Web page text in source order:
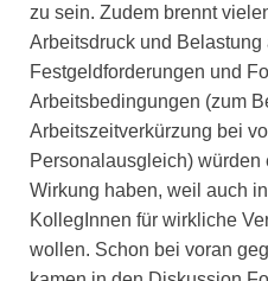
zu sein. Zudem brennt
Arbeitsdruck und
Festgeldforderungen und
Arbeitsbedingungen (zum
Arbeitszeitverkürzung bei
Personalausgleich)
Wirkung haben, weil auch
KollegInnen für wirkliche
wollen. Schon bei voran